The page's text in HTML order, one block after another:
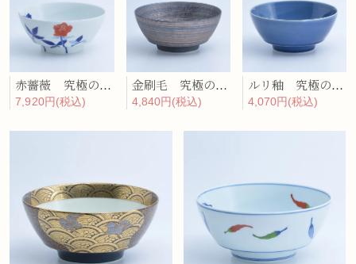
赤薔薇 究極のラーメン鉢
7,920円(税込)
金刷毛 究極のラーメン鉢
4,840円(税込)
ルリ釉 究極のラーメン鉢
4,070円(税込)